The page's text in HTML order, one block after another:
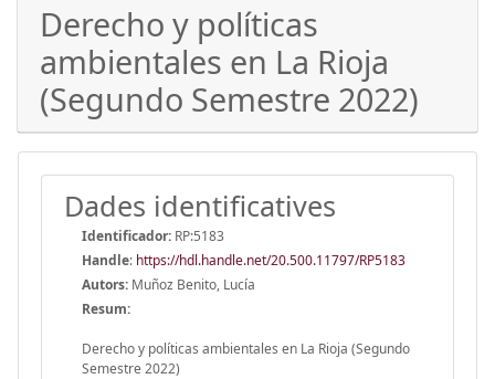
Derecho y políticas
ambientales en La Rioja
(Segundo Semestre 2022)
Dades identificatives
Identificador: RP:5183
Handle: https://hdl.handle.net/20.500.11797/RP5183
Autors: Muñoz Benito, Lucía
Resum:
Derecho y políticas ambientales en La Rioja (Segundo
Semestre 2022)